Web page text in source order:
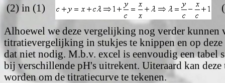
(2) in (1)
Alhoewel we deze vergelijking nog verder kunnen
titratievergelijking in stukjes te knippen en op deze
dat niet nodig. M.b.v. excel is eenvoudig een tabel
bij verschillende pH's uitrekent. Uiteraard kan
worden om de titratiecurve te tekenen.